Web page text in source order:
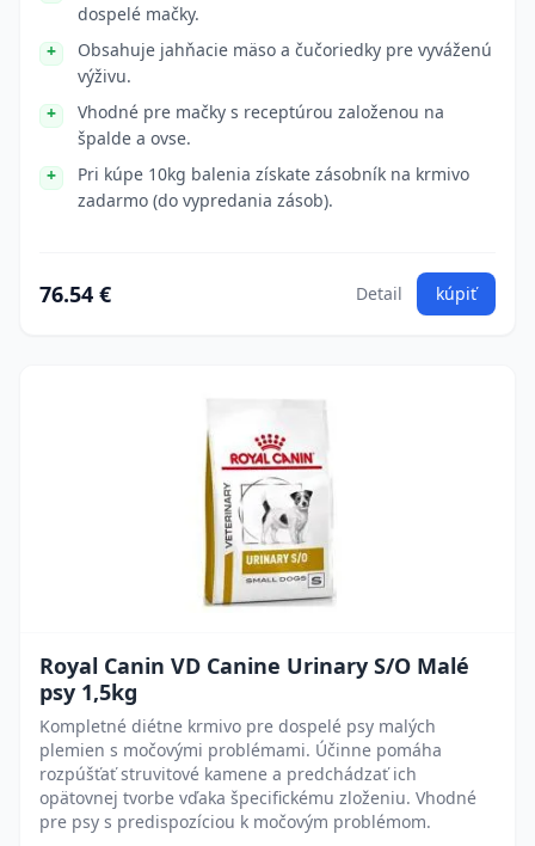
dospelé mačky.
Obsahuje jahňacie mäso a čučoriedky pre vyváženú
výživu.
Vhodné pre mačky s receptúrou založenou na
špalde a ovse.
Pri kúpe 10kg balenia získate zásobník na krmivo
zadarmo (do vypredania zásob).
76.54 € Detail kúpiť
Royal Canin VD Canine Urinary S/O Malé
psy 1,5kg
Kompletné diétne krmivo pre dospelé psy malých
plemien s močovými problémami. Účinne pomáha
rozpúšťať struvitové kamene a predchádzať ich
opätovnej tvorbe vďaka špecifickému zloženiu. Vhodné
pre psy s predispozíciou k močovým problémom.